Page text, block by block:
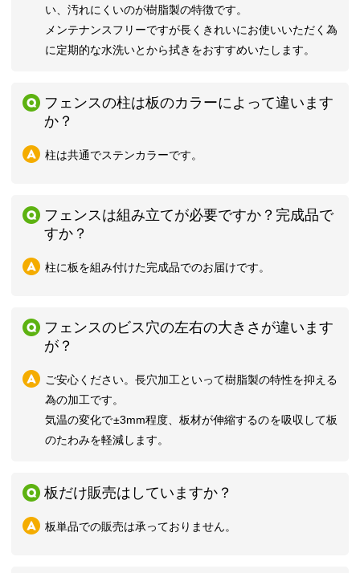
い、汚れにくいのが樹脂製の特徴です。
メンテナンスフリーですが長くきれいにお使いいただく為
に定期的な水洗いとから拭きをおすすめいたします。
フェンスの柱は板のカラーによって違います
か？
柱は共通でステンカラーです。
フェンスは組み立てが必要ですか？完成品で
すか？
柱に板を組み付けた完成品でのお届けです。
フェンスのビス穴の左右の大きさが違います
が？
ご安心ください。長穴加工といって樹脂製の特性を抑える
為の加工です。
気温の変化で±3mm程度、板材が伸縮するのを吸収して板
のたわみを軽減します。
板だけ販売はしていますか？
板単品での販売は承っておりません。